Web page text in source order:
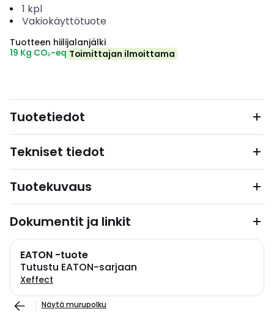
1 kpl
Vakiokäyttötuote
Tuotteen hiilijalanjälki
19 Kg CO₂-eq Toimittajan ilmoittama
Tuotetiedot
Tekniset tiedot
Tuotekuvaus
Dokumentit ja linkit
EATON -tuote
Tutustu EATON-sarjaan
Xeffect
Näytä murupolku